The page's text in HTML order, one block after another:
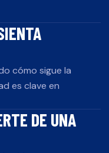
cómo sigue la
es clave en
DE UNA